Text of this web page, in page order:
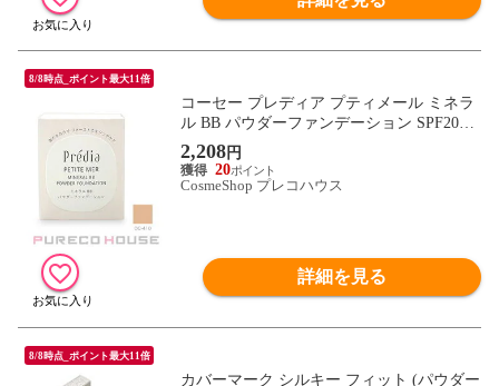
8/8時点_ポイント最大11倍
コーセー プレディア プティメール ミネラ
ル BB パウダーファンデーション SPF20・
PA++ 10g #OC-410 レフィル
2,208円
20
CosmeShop プレコハウス
詳細を見る
8/8時点_ポイント最大11倍
カバーマーク シルキー フィット (パウダー